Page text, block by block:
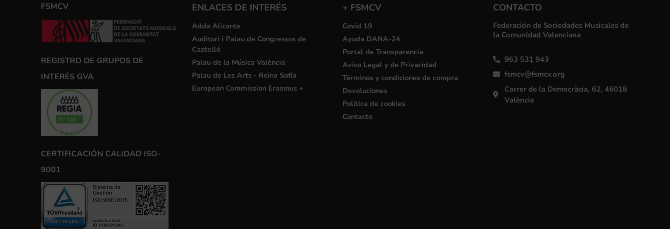
FSMCV
REGISTRO DE GRUPOS DE
INTERÉS GVA
CERTIFICACIÓN CALIDAD ISO-
9001
ENLACES DE INTERÉS
Adda Alicante
Auditori i Palau de Congressos de
Castelló
Palau de la Música València
Palau de Les Arts - Reina Sofía
European Commission Erasmus +
+ FSMCV
Covid 19
Ayuda DANA-24
Portal de Transparencia
Aviso Legal y de Privacidad
Términos y condiciones de compra
Devoluciones
Política de cookies
Contacto
CONTACTO
Federación de Sociedades Musicales de
la Comunidad Valenciana
963 531 943
fsmcv@fsmcv.org
Carrer de la Democràcia, 62, 46018
València